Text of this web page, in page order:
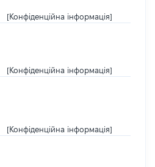
[Конфіденційна інформація]
[Конфіденційна інформація]
[Конфіденційна інформація]